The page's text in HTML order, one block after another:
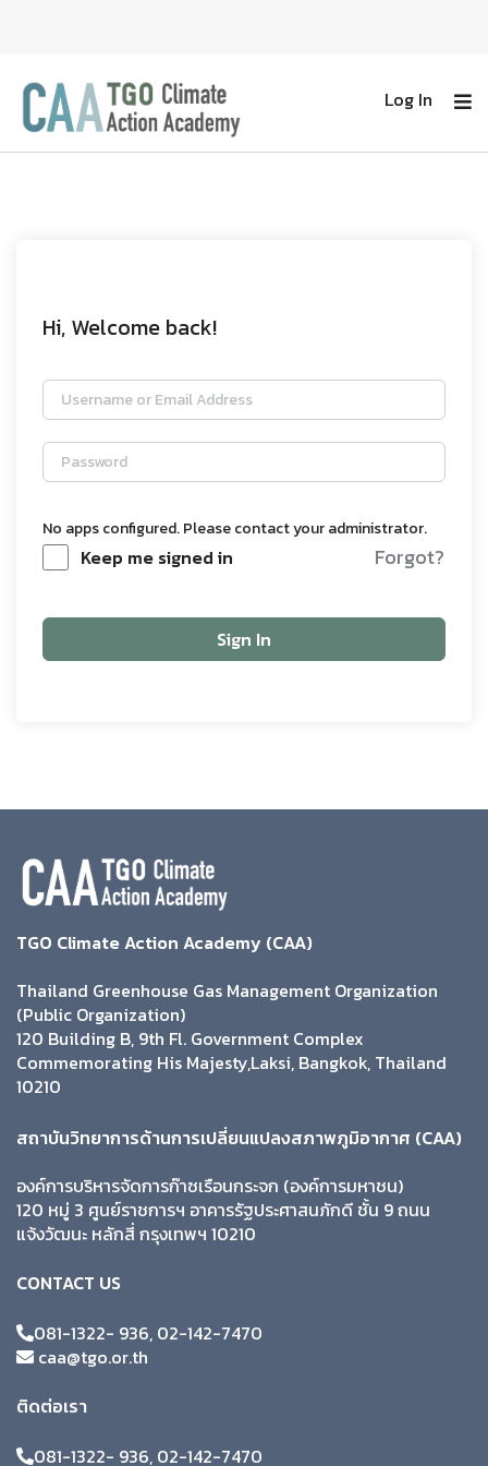
Log In
Hi, Welcome back!
No apps configured. Please contact your administrator.
Keep me signed in Forgot?
Sign In
TGO Climate Action Academy (CAA)
Thailand Greenhouse Gas Management Organization
(Public Organization)
120 Building B, 9th Fl. Government Complex
Commemorating His Majesty,Laksi, Bangkok, Thailand
10210
สถาบันวิทยาการด้านการเปลี่ยนแปลงสภาพภูมิอากาศ (CAA)
องค์การบริหารจัดการก๊าซเรือนกระจก (องค์การมหาชน)
120 หมู่ 3 ศูนย์ราชการฯ อาคารรัฐประศาสนภักดี ชั้น 9 ถนน
แจ้งวัฒนะ หลักสี่ กรุงเทพฯ 10210
CONTACT US
081-1322- 936, 02-142-7470
caa@tgo.or.th
ติดต่อเรา
081-1322- 936, 02-142-7470